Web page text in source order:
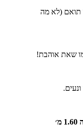
תואם (לא מה
שאת אוהבת!